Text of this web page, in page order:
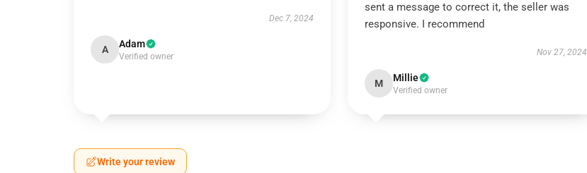
Dec 7, 2024
A Adam
Verified owner
sent a message to correct it, the seller was
responsive. I recommend
Nov 27, 2024
M Millie
Verified owner
Write your review